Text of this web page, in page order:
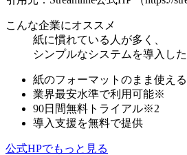
こんな企業にオススメ
紙に慣れている人が多く、
シンプルなシステムを導入し
紙のフォーマットのまま使える
業界最安⽔準で利⽤可能※
90日間無料トライアル※2
導入支援を無料で提供
公式HPでもっと見る